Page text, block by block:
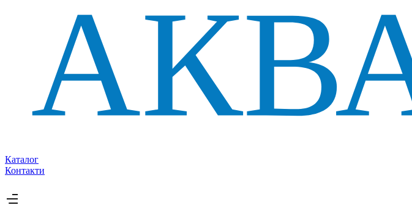
Каталог
Контакти